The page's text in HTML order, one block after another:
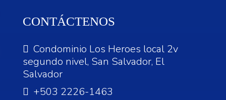
CONTÁCTENOS
Condominio Los Heroes local 2v
segundo nivel, San Salvador, El
Salvador
+503 2226-1463